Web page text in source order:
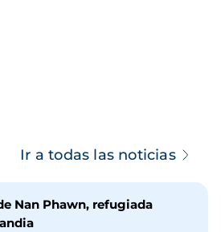
Ir a todas las noticias
Nan Phawn, refugiada